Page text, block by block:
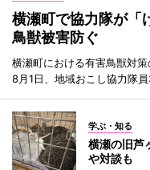
横瀬町で協力隊が
鳥獣被害防ぐ
横瀬町における有害鳥獣対
8月1日、地域おこし協力隊員
学ぶ・知る
横瀬の旧芦
や対談も